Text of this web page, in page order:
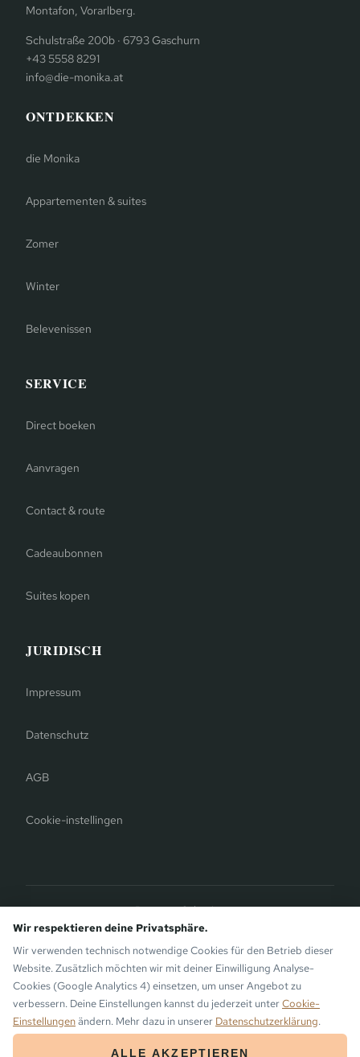
Montafon, Vorarlberg.
Schulstraße 200b · 6793 Gaschurn
+43 5558 8291
info@die-monika.at
ONTDEKKEN
die Monika
Appartementen & suites
Zomer
Winter
Belevenissen
SERVICE
Direct boeken
Aanvragen
Contact & route
Cadeaubonnen
Suites kopen
JURIDISCH
Impressum
Datenschutz
AGB
Cookie-instellingen
Bergauer Selection
Montafon Chalets— Moderne chalets op de Sunny Side van
Gaschurn. Eveneens van de Bergauer Brothers.
© 2026 Aparthotel die Monika · Bergsinn GmbH · Gaschurn in het
Montafon
Wir respektieren deine Privatsphäre.
Wir verwenden technisch notwendige Cookies für den Betrieb dieser
Website. Zusätzlich möchten wir mit deiner Einwilligung Analyse-
Cookies (Google Analytics 4) einsetzen, um unser Angebot zu
verbessern. Deine Einstellungen kannst du jederzeit unter Cookie-
Einstellungenändern. Mehr dazu in unserer Datenschutzerklärung.
ALLE AKZEPTIEREN